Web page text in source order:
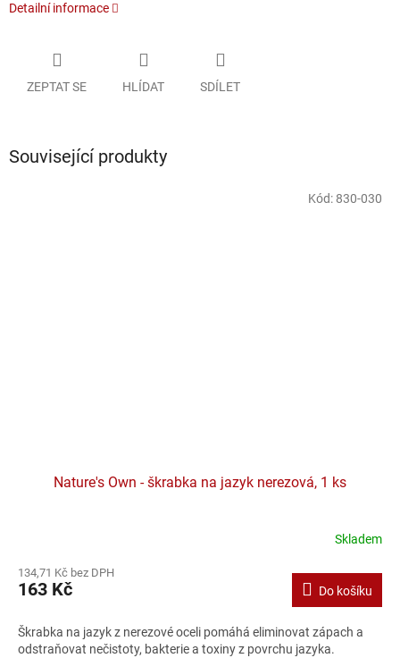
Detailní informace
ZEPTAT SE HLÍDAT SDÍLET
Související produkty
Nature's Own - škrabka na jazyk nerezová, 1 ks
Skladem
134,71 Kč bez DPH
163 Kč Do košíku
Škrabka na jazyk z nerezové oceli pomáhá eliminovat zápach a
odstraňovat nečistoty, bakterie a toxiny z povrchu jazyka.
Kód: 830-030